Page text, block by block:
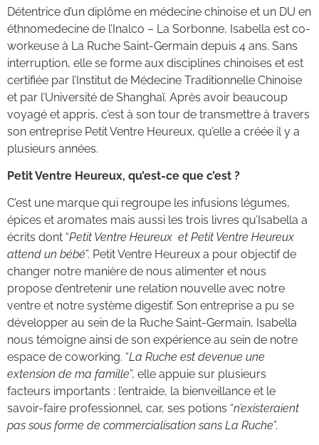
Détentrice d’un diplôme en médecine chinoise et un DU en
éthnomedecine de l’Inalco – La Sorbonne, Isabella est co-
workeuse à La Ruche Saint-Germain depuis 4 ans. Sans
interruption, elle se forme aux disciplines chinoises et est
certifiée par l’Institut de Médecine Traditionnelle Chinoise
et par l’Université de Shanghaï. Après avoir beaucoup
voyagé et appris, c’est à son tour de transmettre à travers
son entreprise Petit Ventre Heureux, qu’elle a créée il y a
plusieurs années.
Petit Ventre Heureux, qu’est-ce que c’est ?
C’est une marque qui regroupe les infusions légumes,
épices et aromates mais aussi les trois livres qu’Isabella a
écrits dont “Petit Ventre Heureux et Petit Ventre Heureux
attend un bébé”. Petit Ventre Heureux a pour objectif de
changer notre manière de nous alimenter et nous
propose d’entretenir une relation nouvelle avec notre
ventre et notre système digestif. Son entreprise a pu se
développer au sein de la Ruche Saint-Germain, Isabella
nous témoigne ainsi de son expérience au sein de notre
espace de coworking. “La Ruche est devenue une
extension de ma famille”, elle appuie sur plusieurs
facteurs importants : l’entraide, la bienveillance et le
savoir-faire professionnel, car, ses potions “n’existeraient
pas sous forme de commercialisation sans La Ruche”.